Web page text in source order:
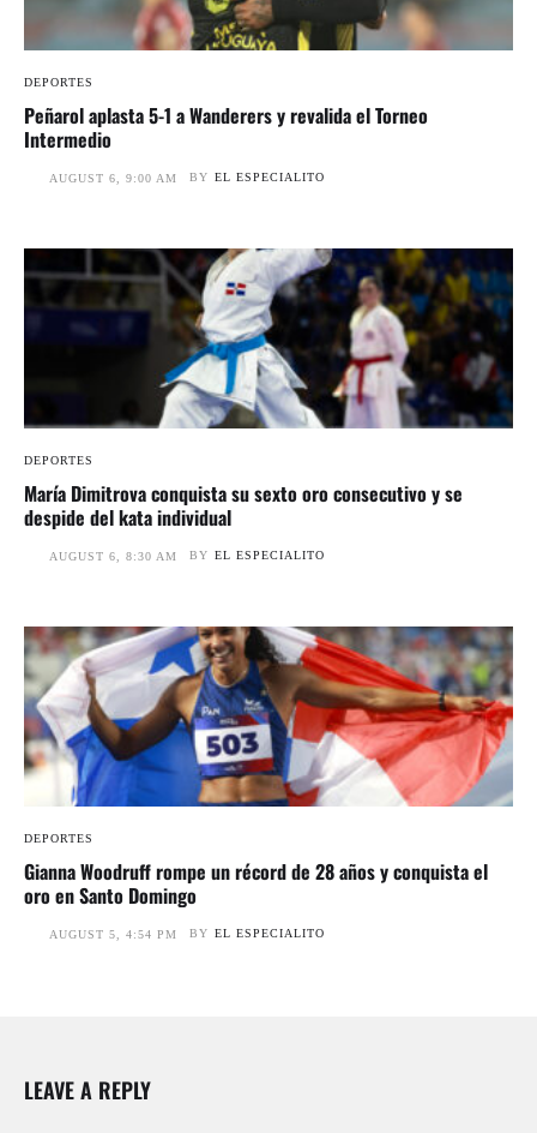
DEPORTES
Peñarol aplasta 5-1 a Wanderers y revalida el Torneo
Intermedio
AUGUST 6, 9:00 AM BY EL ESPECIALITO
DEPORTES
María Dimitrova conquista su sexto oro consecutivo y se
despide del kata individual
AUGUST 6, 8:30 AM BY EL ESPECIALITO
DEPORTES
Gianna Woodruff rompe un récord de 28 años y conquista el
oro en Santo Domingo
AUGUST 5, 4:54 PM BY EL ESPECIALITO
LEAVE A REPLY